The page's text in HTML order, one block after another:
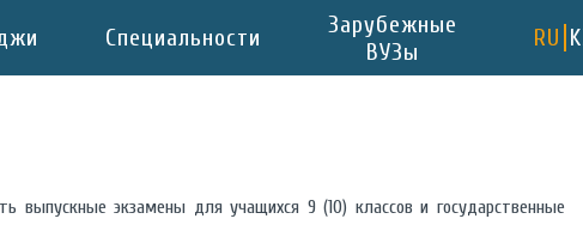
Специальности
Зарубежные
ВУЗы
RU
выпускные экзамены для учащихся 9 (10) классов и государственные